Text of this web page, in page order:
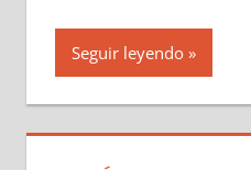
Seguir leyendo